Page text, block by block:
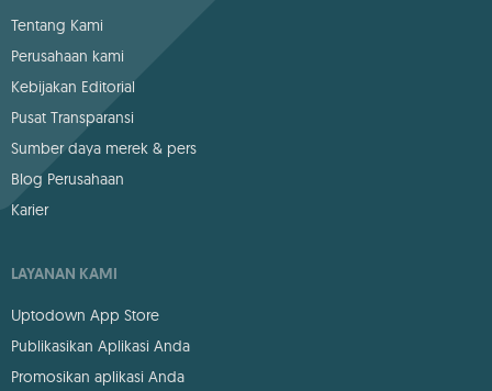
Tentang Kami
Perusahaan kami
Kebijakan Editorial
Pusat Transparansi
Sumber daya merek & pers
Blog Perusahaan
Karier
LAYANAN KAMI
Uptodown App Store
Publikasikan Aplikasi Anda
Promosikan aplikasi Anda